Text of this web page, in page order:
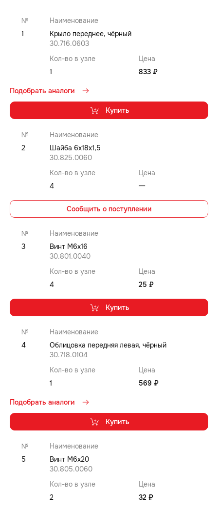
№
Наименование
1
Крыло переднее, чёрный
30.716.0603
Кол-во в узле
Цена
1
833 ₽
Купить
Подобрать аналоги
№
Наименование
2
Шайба 6x18x1,5
30.825.0060
Кол-во в узле
Цена
4
⼀
Сообщить о поступлении
№
Наименование
3
Винт M6x16
30.801.0040
Кол-во в узле
Цена
4
25 ₽
Купить
№
Наименование
4
Облицовка передняя левая, чёрный
30.718.0104
Кол-во в узле
Цена
1
569 ₽
Купить
Подобрать аналоги
№
Наименование
5
Винт M6x20
30.805.0060
Кол-во в узле
Цена
2
32 ₽